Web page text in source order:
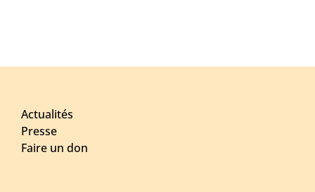
Actualités
Presse
Faire un don